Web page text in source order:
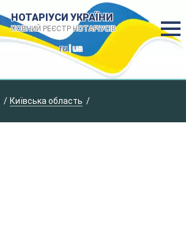
НОТАРІУСИ УКРАЇНИ
ПОВНИЙ РЕЄСТР НОТАРІУСІВ
ru| ua
Київська область